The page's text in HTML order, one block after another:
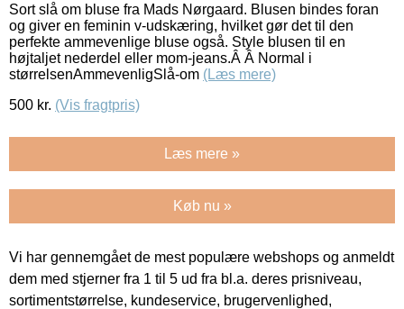
Sort slå om bluse fra Mads Nørgaard. Blusen bindes foran
og giver en feminin v-udskæring, hvilket gør det til den
perfekte ammevenlige bluse også. Style blusen til en
højtaljet nederdel eller mom-jeans.Â Â Normal i
størrelsenAmmevenligSlå-om (Læs mere)
500 kr. (Vis fragtpris)
Læs mere »
Køb nu »
Vi har gennemgået de mest populære webshops og anmeldt
dem med stjerner fra 1 til 5 ud fra bl.a. deres prisniveau,
sortimentstørrelse, kundeservice, brugervenlighed,